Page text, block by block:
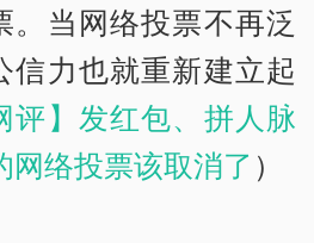
。当网络投票不再泛
信力也就重新建立起
评】发红包、拼人脉
络投票该取消了 ）